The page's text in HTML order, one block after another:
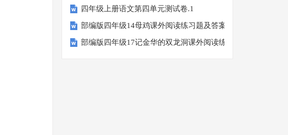
四年级上册语文第四单元测试卷.1
部编版四年级14母鸡课外阅读练习题及答案
部编版四年级17记金华的双龙洞课外阅读练习题及答案